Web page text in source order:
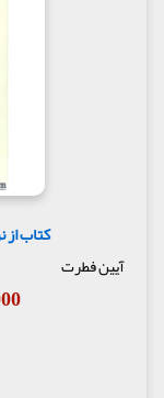
کتاب از
آیین فطرت